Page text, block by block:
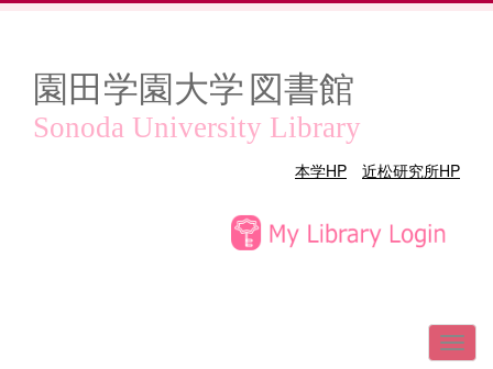
園田学園大学 図書館
Sonoda University Library
本学HP 近松研究所HP